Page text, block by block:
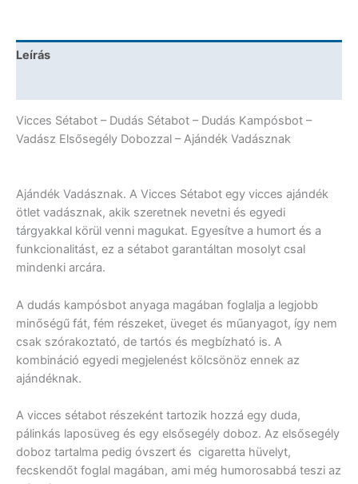
Vadász
-
Ajándék
Vadásznak
Leírás
Vicces Sétabot – Dudás Sétabot – Dudás Kampósbot –
Vadász Elsősegély Dobozzal – Ajándék Vadásznak
Ajándék Vadásznak. A Vicces Sétabot egy vicces ajándék
ötlet vadásznak, akik szeretnek nevetni és egyedi
tárgyakkal körül venni magukat. Egyesítve a humort és a
funkcionalitást, ez a sétabot garantáltan mosolyt csal
mindenki arcára.
A dudás kampósbot anyaga magában foglalja a legjobb
minőségű fát, fém részeket, üveget és műanyagot, így nem
csak szórakoztató, de tartós és megbízható is. A
kombináció egyedi megjelenést kölcsönöz ennek az
ajándéknak.
A vicces sétabot részeként tartozik hozzá egy duda,
pálinkás laposüveg és egy elsősegély doboz. Az elsősegély
doboz tartalma pedig óvszert és cigaretta hüvelyt,
fecskendőt foglal magában, ami még humorosabbá teszi az